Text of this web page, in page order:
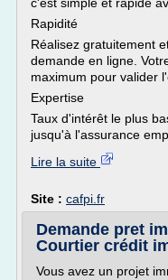
Rapidité
Réalisez gratuitement
demande en ligne.
maximum pour valider
Expertise
Taux d'intérêt le plus
jusqu'à l'assurance
Lire la suite
Site : cafpi.fr
Demande pret
Courtier crédit
Vous avez un projet